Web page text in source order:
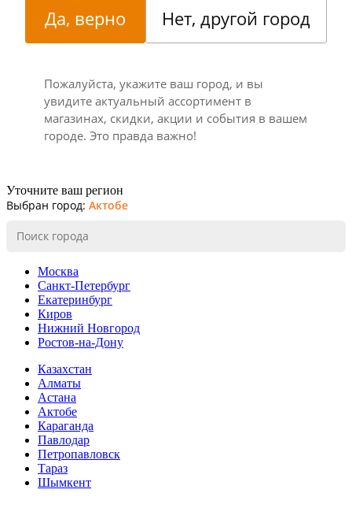
Да, верно Нет, другой город
Пожалуйста, укажите ваш город, и вы
увидите актуальный ассортимент в
магазинах, скидки, акции и события в вашем
городе. Это правда важно!
Уточните ваш регион
Выбран город: Актобе
Москва
Санкт-Петербург
Екатеринбург
Киров
Нижний Новгород
Ростов-на-Дону
Казахстан
Алматы
Астана
Актобе
Караганда
Павлодар
Петропавловск
Тараз
Шымкент